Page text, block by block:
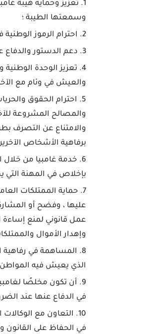
تعزيز وحماية هيبة
وسمعتها الطيبة ؛
احترام الرموز الوطنية
دعم الدستور والدفاع
تعزيز الوحدة الوطنية
والعيش في وئام مع
احترام الحقوق
والمصالح المشروعة
والامتناع عن التصرف
برفاهية الأشخاص
خدمة غامبيا من خلال
بإخلاص في المهنة التي
حماية الممتلكات
عليها ، وفضح أو
عمل قانوني لمنع إساءة
وإهدار الأموال
المساهمة في رفاهية
الذي يعيش فيه المواطن
أن تكون مخلصًا
في الدفاع عنها عند
التعاون مع الوكالات
في الحفاظ على القانون